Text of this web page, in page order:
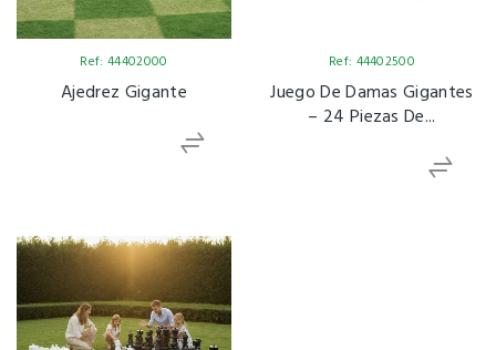
Ref: 44402000
Ajedrez Gigante
Ref: 44402500
Juego De Damas Gigantes
– 24 Piezas De...